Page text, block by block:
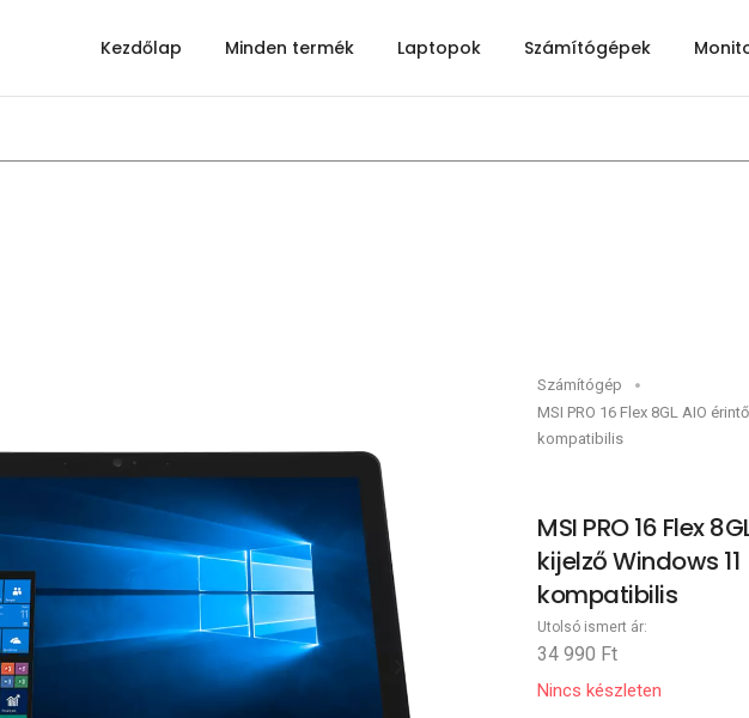
Kezdőlap Minden termék Laptopok Számítógépek
Számítógép
MSI PRO 16 Flex 8GL AIO
kompatibilis
MSI PRO 16 Flex
kijelző Windows 11
kompatibilis
Utolsó ismert ár:
34 990 Ft
Nincs készleten